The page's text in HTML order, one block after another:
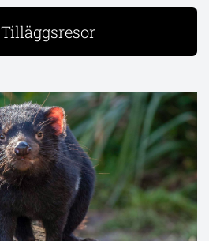
Tilläggsresor